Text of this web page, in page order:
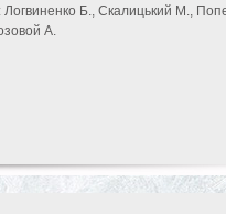
Логвиненко Б., Скалицький М.,
А.